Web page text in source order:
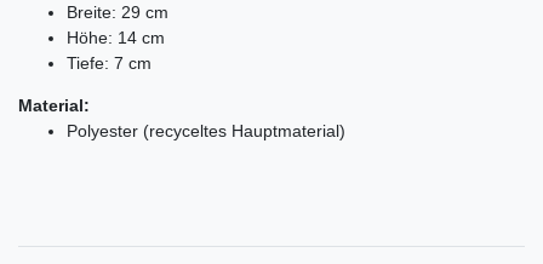
Breite: 29 cm
Höhe: 14 cm
Tiefe: 7 cm
Material:
Polyester (recyceltes Hauptmaterial)